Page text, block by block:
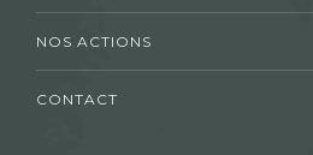
NOS ACTIONS
CONTACT